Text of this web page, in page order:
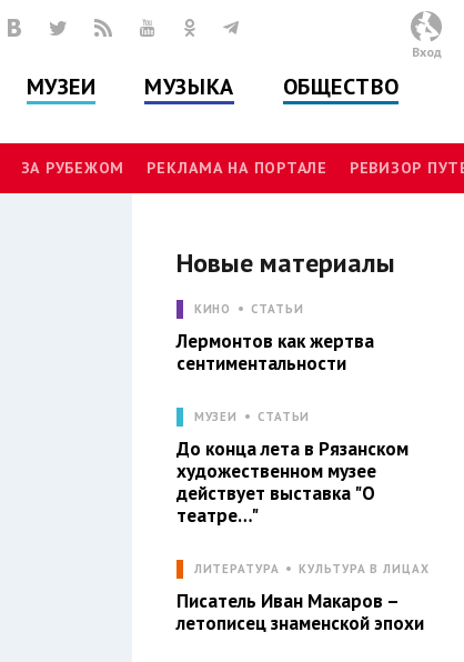
МУЗЕИ МУЗЫКА ОБЩЕСТВО
Вход
ЗА РУБЕЖОМ РЕКЛАМА НА ПОРТАЛЕ РЕВИЗОР
Новые материалы
КИНО СТАТЬИ
Лермонтов как жертва
сентиментальности
МУЗЕИ СТАТЬИ
До конца лета в Рязанском
художественном музее
действует выставка "О
театре…"
ЛИТЕРАТУРА КУЛЬТУРА В ЛИЦАХ
Писатель Иван Макаров –
летописец знаменской эпохи